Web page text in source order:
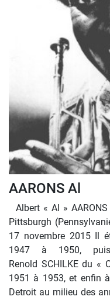
AARONS Al
Albert « Al »
Pittsburgh
17 novembre 2015 Il
1947 à 1950,
Renold SCHILKE du «
1951 à 1953, et enfin
Detroit au milieu des